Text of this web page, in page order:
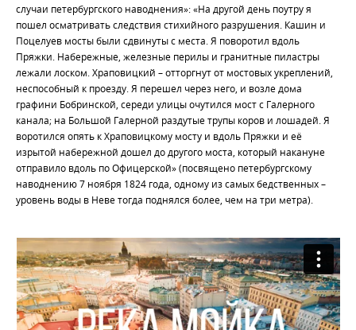
случаи петербургского наводнения»: «На другой день поутру я
пошел осматривать следствия стихийного разрушения. Кашин и
Поцелуев мосты были сдвинуты с места. Я поворотил вдоль
Пряжки. Набережные, железные перилы и гранитные пиластры
лежали лоском. Храповицкий – отторгнут от мостовых укреплений,
неспособный к проезду. Я перешел через него, и возле дома
графини Бобринской, середи улицы очутился мост с Галерного
канала; на Большой Галерной раздутые трупы коров и лошадей. Я
воротился опять к Храповицкому мосту и вдоль Пряжки и её
изрытой набережной дошел до другого моста, который накануне
отправило вдоль по Офицерской» (посвящено петербургскому
наводнению 7 ноября 1824 года, одному из самых бедственных –
уровень воды в Неве тогда поднялся более, чем на три метра).